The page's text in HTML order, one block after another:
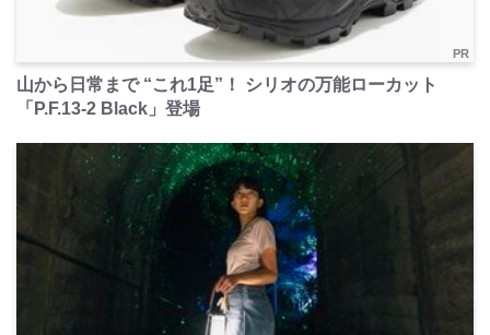
PR
山から日常まで “これ1足”！ シリオの万能ローカット
「P.F.13-2 Black」登場